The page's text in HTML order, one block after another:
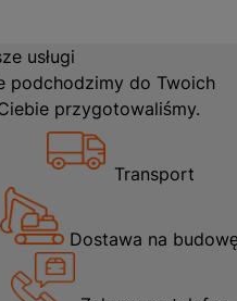
usługi
podchodzimy do Twoich
przygotowaliśmy.
Transport
Dostawa na